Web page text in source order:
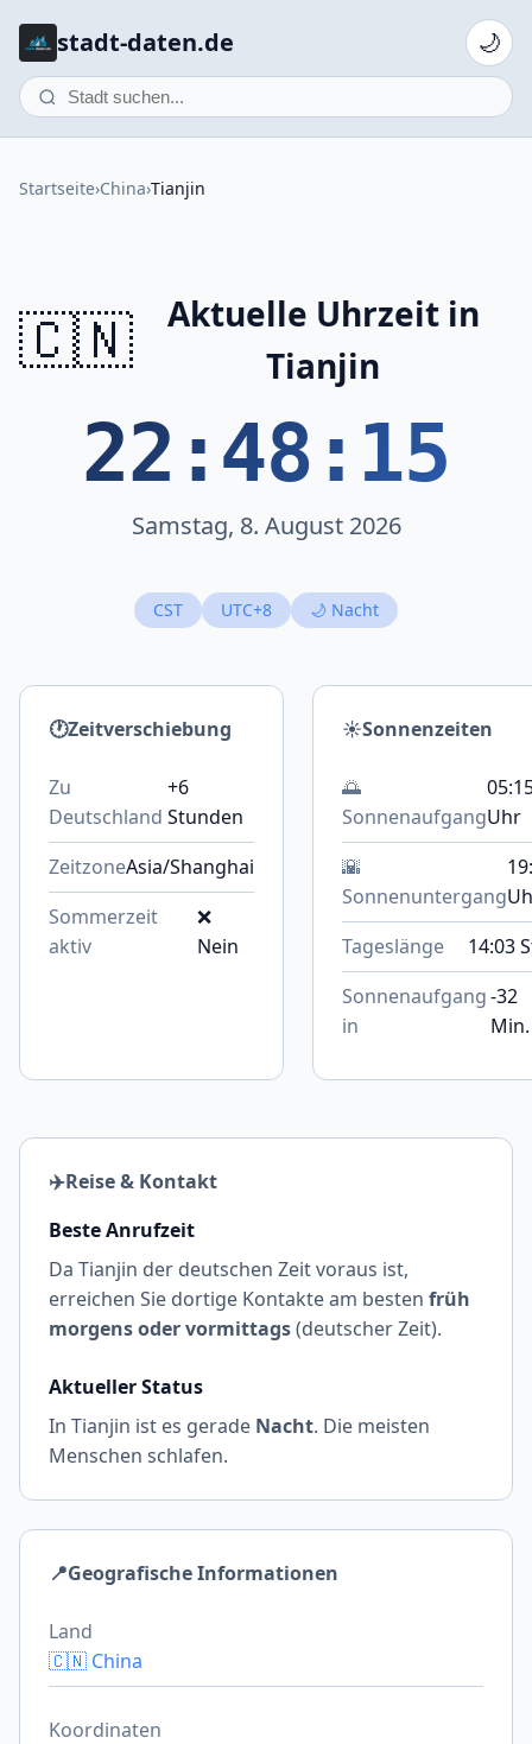
stadt-daten.de 🌙
Startseite›China›Tianjin
🇨🇳
Aktuelle Uhrzeit in
Tianjin
22:48:15
Samstag, 8. August 2026
CST UTC+8 🌙 Nacht
🕐Zeitverschiebung
Zu
Deutschland
+6
Stunden
ZeitzoneAsia/Shanghai
Sommerzeit
aktiv
❌
Nein
☀️Sonnenzeiten
🌅
SonnenaufgangUhr
🌇
Sonnenuntergang
Tageslänge
14:03
Sonnenaufgang
in
-32
Min.
✈️Reise & Kontakt
Beste Anrufzeit
Da Tianjin der deutschen Zeit voraus ist,
erreichen Sie dortige Kontakte am besten früh
morgens oder vormittags(deutscher Zeit).
Aktueller Status
In Tianjin ist es gerade Nacht. Die meisten
Menschen schlafen.
📍Geografische Informationen
Land
🇨🇳 China
Koordinaten